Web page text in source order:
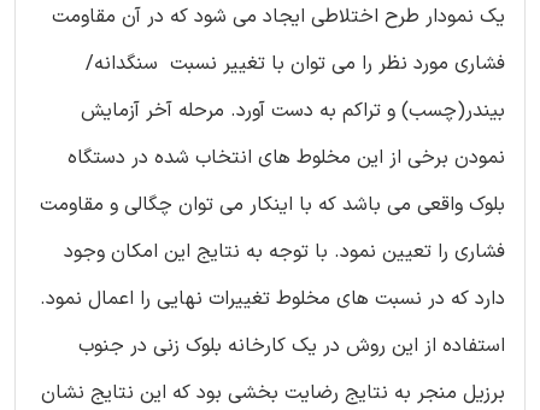
یک نمودار طرح اختلاطی ایجاد می شود که در آن مقاومت
فشاری مورد نظر را می توان با تغییر نسبت سنگدانه/
بیندر(چسب) و تراکم به دست آورد. مرحله آخر آزمایش
نمودن برخی از این مخلوط های انتخاب شده در دستگاه
بلوک واقعی می باشد که با اینکار می توان چگالی و مقاومت
فشاری را تعیین نمود. با توجه به نتایج این امکان وجود
دارد که در نسبت های مخلوط تغییرات نهایی را اعمال نمود.
استفاده از این روش در یک کارخانه بلوک زنی در جنوب
برزیل منجر به نتایج رضایت بخشی بود که این نتایج نشان